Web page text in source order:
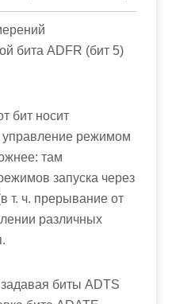
бита ADFR (бит 5)
бит носит
управление режимом
там
запуска через
т. ч. прерывание от
различных
биты ADTS